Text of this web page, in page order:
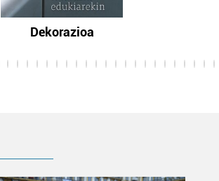
Dekorazioa